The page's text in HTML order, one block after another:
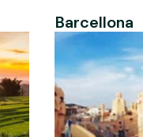
Barcellona